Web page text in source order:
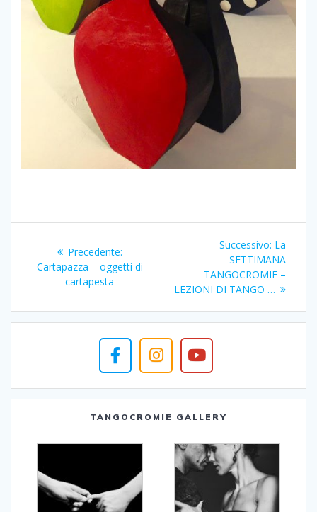
articoliPrecedente:Articolo
precedente:
Cartapazza – oggetti di
cartapesta
Successivo: Articolo
La
SETTIMANA
TANGOCROMIE –
LEZIONI DI TANGO …
TANGOCROMIE GALLERY